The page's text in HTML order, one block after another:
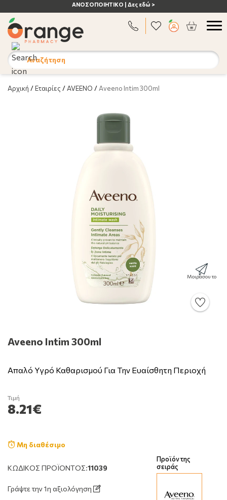
ΑΝΟΣΟΠΟΙΗΤΙΚΟ | Δες εδώ >
Αναζήτηση
Αρχική /Εταιρίες / AVEENO / Aveeno Intim 300ml
Μοιράσου το
Aveeno Intim 300ml
Απαλό Υγρό Καθαρισμού Για Την Ευαίσθητη Περιοχή
ΚΩΔΙΚΌΣ ΠΡΟΪΌΝΤΟΣ:11039
Γράψτε την 1η αξιολόγηση
Μη διαθέσιμο
Τιμή
8.21€
Προϊόν της
σειράς